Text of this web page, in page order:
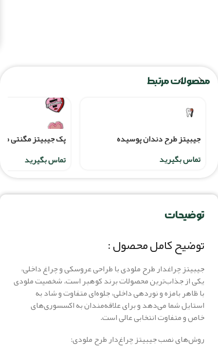
محصولات مرتبط
جیبیتز طرح دندان پوسیده
تماس بگیرید
پک جیبیتز مگنتی
تماس بگیرید
توضیحات
توضیح کامل محصول :
جیبیتز چراغدار طرح ملودی با طراحی عروسکی و چراغ داخلی،
یکی از جذاب‌ترین محصولات برند کوهبر است. شخصیت ملودی
با ظاهر بامزه و نوردهی داخلی، جلوه‌ای متفاوت و شاد به
استایل شما می‌دهد و برای علاقه‌مندان به اکسسوری‌های
خاص و متفاوت انتخابی عالی است.
روش‌های نصب جیبیتز چراغ‌دار طرح ملودی: